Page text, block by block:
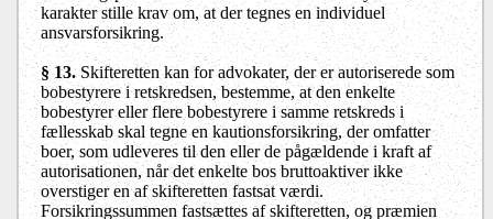
karakter stille krav om, at der tegnes en individuel
ansvarsforsikring.
§ 13.Skifteretten kan for advokater, der er autoriserede som
bobestyrere i retskredsen, bestemme, at den enkelte
bobestyrer eller flere bobestyrere i samme retskreds i
fællesskab skal tegne en kautionsforsikring, der omfatter
boer, som udleveres til den eller de pågældende i kraft af
autorisationen, når det enkelte bos bruttoaktiver ikke
overstiger en af skifteretten fastsat værdi.
Forsikringssummen fastsættes af skifteretten, og præmien